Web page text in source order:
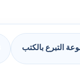
التبرع بالكتب